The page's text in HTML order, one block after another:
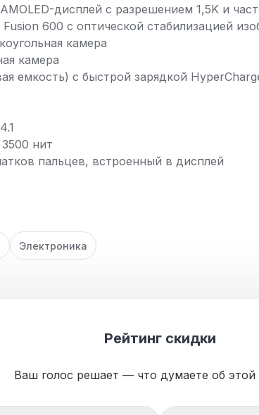
дисплей с разрешением 1,5K и
600 с оптической стабилизацией
камера
камера
емкость) с быстрой зарядкой
нит
пальцев, встроенный в дисплей
Электроника
Рейтинг скидки
Ваш голос решает — что думаете об этой